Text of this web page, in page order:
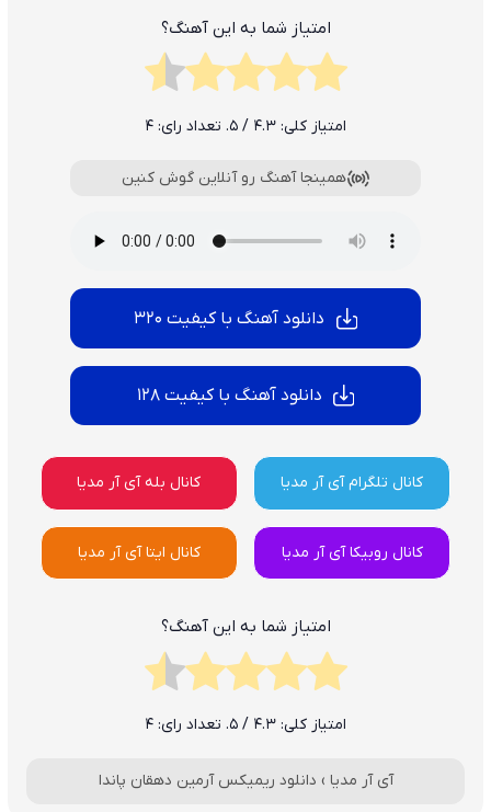
امتیاز شما به این آهنگ؟
امتیاز کلی: 4.3 / 5. تعداد رای: 4
همینجا آهنگ رو آنلاین گوش کنین
دانلود آهنگ با کیفیت 320
دانلود آهنگ با کیفیت 128
کانال تلگرام آی آر مدیا کانال بله آی آر مدیا
کانال روبیکا آی آر مدیا کانال ایتا آی آر مدیا
امتیاز شما به این آهنگ؟
امتیاز کلی: 4.3 / 5. تعداد رای: 4
آی آر مدیا › دانلود ریمیکس آرمین دهقان پاندا